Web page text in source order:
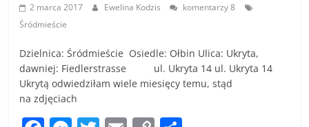
2 marca 2017 Ewelina Kodzis
komentarzy 8
Śródmieście
Dzielnica: Śródmieście Osiedle: Ołbin Ulica: Ukryta,
dawniej: Fiedlerstrasse ul. Ukryta 14 ul. Ukryta 14
Ukrytą odwiedziłam wiele miesięcy temu, stąd
na zdjęciach